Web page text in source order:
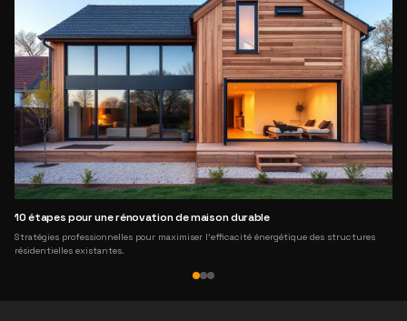
10 étapes pour une rénovation de maison durable
Stratégies professionnelles pour maximiser l'efficacité énergétique des structures
résidentielles existantes.